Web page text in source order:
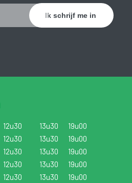
12u30 13u30
19u00
12u30 13u30
19u00
12u30 13u30
19u00
12u30 13u30
19u00
12u30 13u30
19u00